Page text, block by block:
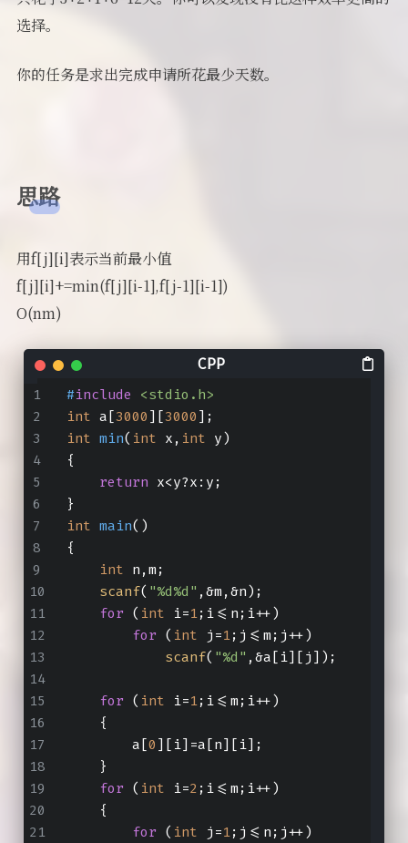
选择。
你的任务是求出完成申请所花最少天数。
思路
用f[j][i]表示当前最小值
f[j][i]+=min(f[j][i-1],f[j-1][i-1])
O(nm)
#include <stdio.h>
int a[3000 ][3000 ];
int min( int x, int y)
{
return x<y?x:y;
}
int main()
{
int n,m;
scanf( "%d%d" ,&m,&n);
for ( int i=1;i<=n;i++)
for ( int j=1;j<=m;j++)
scanf( "%d" ,&a[i][j]);
for ( int i=1;i<=m;i++)
    {
        a[
0 ][i]=a[n][i];
    }
for ( int i=2 ;i<=m;i++)
    {
for ( int j=1;j<=n;j++)